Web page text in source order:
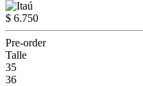
$ 6.750
Pre-order
Talle
35
36